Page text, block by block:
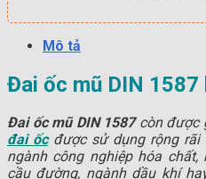
Mô tả
Đai ốc mũ DIN 1587
Đai ốc mũ DIN 1587còn được
đai ốcđược sử dụng rộng rãi
ngành công nghiệp hóa
cầu đường, ngành dầu khí